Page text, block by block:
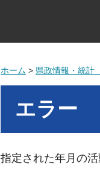
ホーム > 県政情報・統計
エラー
指定された年月の